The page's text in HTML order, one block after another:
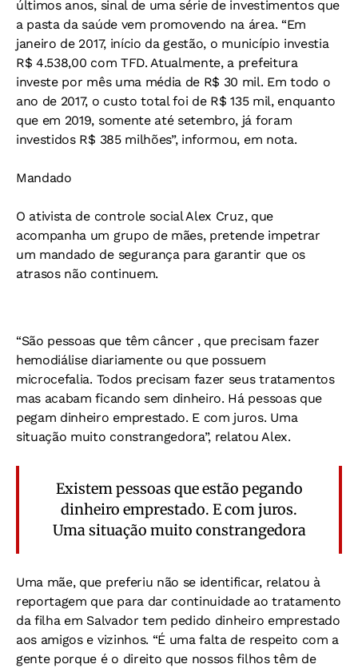
últimos anos, sinal de uma série de investimentos que
a pasta da saúde vem promovendo na área. “Em
janeiro de 2017, início da gestão, o município investia
R$ 4.538,00 com TFD. Atualmente, a prefeitura
investe por mês uma média de R$ 30 mil. Em todo o
ano de 2017, o custo total foi de R$ 135 mil, enquanto
que em 2019, somente até setembro, já foram
investidos R$ 385 milhões”, informou, em nota.
Mandado
O ativista de controle social Alex Cruz, que
acompanha um grupo de mães, pretende impetrar
um mandado de segurança para garantir que os
atrasos não continuem.
“São pessoas que têm câncer , que precisam fazer
hemodiálise diariamente ou que possuem
microcefalia. Todos precisam fazer seus tratamentos
mas acabam ficando sem dinheiro. Há pessoas que
pegam dinheiro emprestado. E com juros. Uma
situação muito constrangedora”, relatou Alex.
Existem pessoas que estão pegando
dinheiro emprestado. E com juros.
Uma situação muito constrangedora
Uma mãe, que preferiu não se identificar, relatou à
reportagem que para dar continuidade ao tratamento
da filha em Salvador tem pedido dinheiro emprestado
aos amigos e vizinhos. “É uma falta de respeito com a
gente porque é o direito que nossos filhos têm de